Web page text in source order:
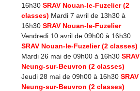
16h30SRAV Nouan-le-Fuzelier (2
classes) Mardi 7 avril de 13h30 à
16h30SRAV Nouan-le-Fuzelier
Vendredi 10 avril de 09h00 à 16h30
SRAV Nouan-le-Fuzelier (2 classes)
Mardi 26 mai de 09h00 à 16h30SRAV
Neung-sur-Beuvron (2 classes)
Jeudi 28 mai de 09h00 à 16h30SRAV
Neung-sur-Beuvron (2 classes)